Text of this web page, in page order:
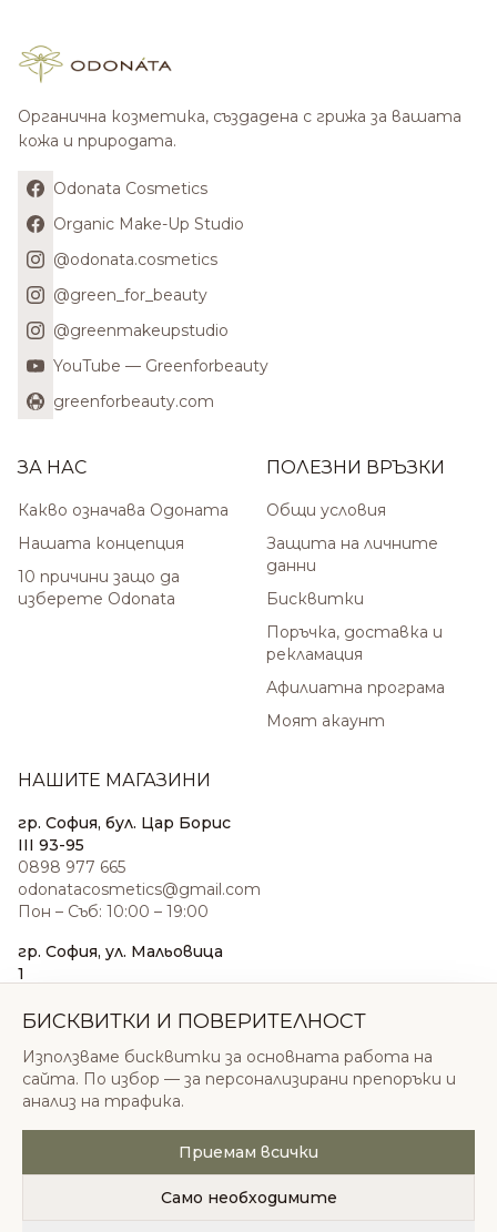
Органична козметика, създадена с грижа за вашата
кожа и природата.
Odonata Cosmetics
Organic Make-Up Studio
@odonata.cosmetics
@green_for_beauty
@greenmakeupstudio
YouTube — Greenforbeauty
greenforbeauty.com
ЗА НАС
Какво означава Одоната
Нашата концепция
10 причини защо да
изберете Odonata
ПОЛЕЗНИ ВРЪЗКИ
Общи условия
Защита на личните
данни
Бисквитки
Поръчка, доставка и
рекламация
Афилиатна програма
Моят акаунт
НАШИТЕ МАГАЗИНИ
гр. София, бул. Цар Борис
III 93-95
0898 977 665
odonatacosmetics@gmail.com
Пон – Съб: 10:00 – 19:00
гр. София, ул. Мальовица
1
sales@odonatacosmetics.com
Нед: 11:00 – 18:00
© 2026 Одоната Козметикс ООД. Всички права
запазени.
Политика за поверителностОбщи условия
БИСКВИТКИ И ПОВЕРИТЕЛНОСТ
Използваме бисквитки за основната работа на
сайта. По избор — за персонализирани препоръки и
анализ на трафика.
Приемам всички
Само необходимите